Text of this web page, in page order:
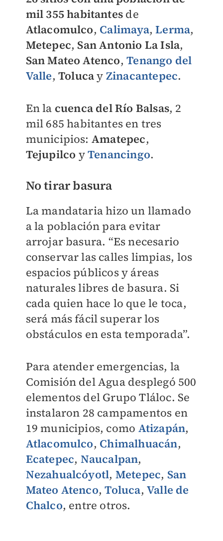
mil 355 habitantes de
Atlacomulco, Calimaya,Lerma,
Metepec, San Antonio La Isla,
San Mateo Atenco,Tenango del
Valle, Tolucay Zinacantepec.
En la cuenca del Río Balsas, 2
mil 685 habitantes en tres
municipios: Amatepec,
Tejupilco yTenancingo.
No tirar basura
La mandataria hizo un llamado
a la población para evitar
arrojar basura. “Es necesario
conservar las calles limpias, los
espacios públicos y áreas
naturales libres de basura. Si
cada quien hace lo que le toca,
será más fácil superar los
obstáculos en esta temporada”.
Para atender emergencias, la
Comisión del Agua desplegó 500
elementos del Grupo Tláloc. Se
instalaron 28 campamentos en
19 municipios, como Atizapán,
Atlacomulco, Chimalhuacán,
Ecatepec, Naucalpan,
Nezahualcóyotl, Metepec, San
Mateo Atenco,Toluca, Valle de
Chalco, entre otros.